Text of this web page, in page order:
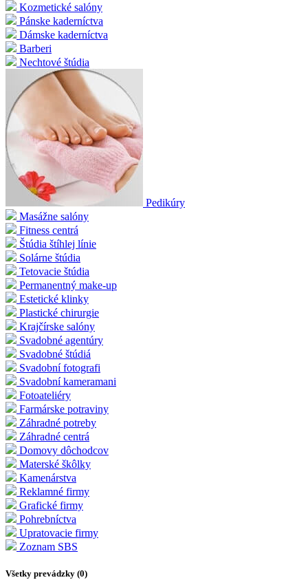
Kozmetické salóny
Pánske kaderníctva
Dámske kaderníctva
Barberi
Nechtové štúdia
Pedikúry
Masážne salóny
Fitness centrá
Štúdia štíhlej línie
Solárne štúdia
Tetovacie štúdia
Permanentný make-up
Estetické klinky
Plastické chirurgie
Krajčírske salóny
Svadobné agentúry
Svadobné štúdiá
Svadobní fotografi
Svadobní kameramani
Fotoateliéry
Farmárske potraviny
Záhradné potreby
Záhradné centrá
Domovy dôchodcov
Materské škôlky
Kamenárstva
Reklamné firmy
Grafické firmy
Pohrebníctva
Upratovacie firmy
Zoznam SBS
Všetky prevádzky (0)